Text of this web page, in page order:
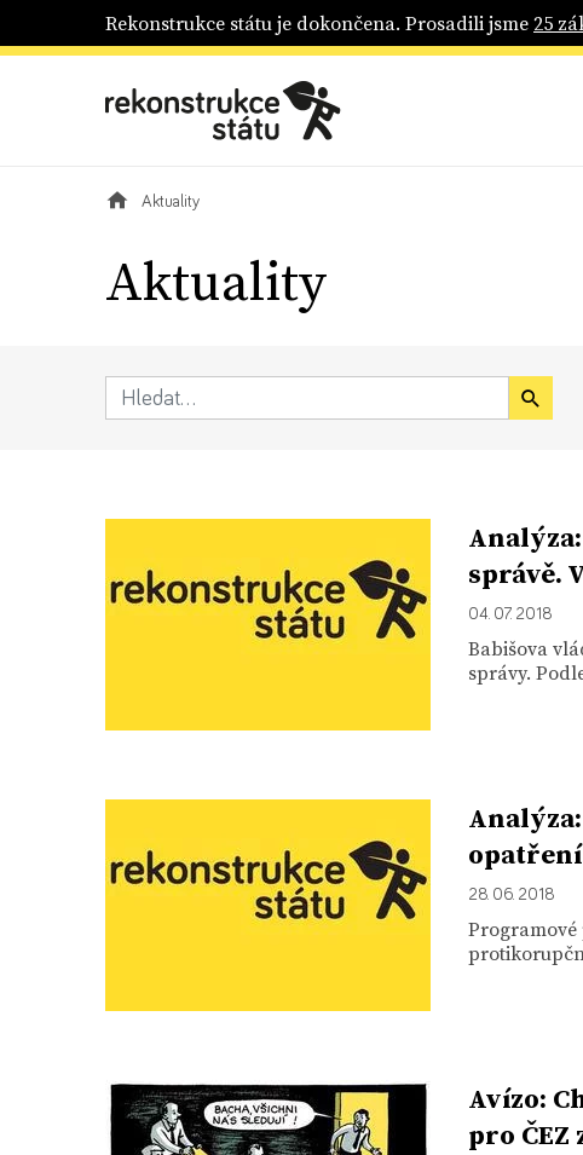
Rekonstrukce státu je dokončena. Prosadili jsme25
Aktuality
Aktuality
správě.
04. 07. 2018
Babišova
správy.
28. 06. 2018
Avízo:
pro